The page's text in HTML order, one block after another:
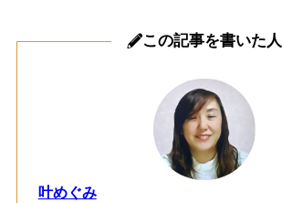
この記事を書いた人
叶めぐみ